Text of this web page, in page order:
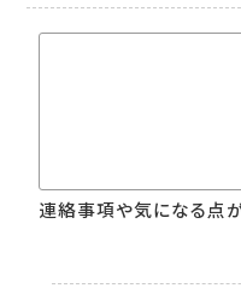
連絡事項や気になる点